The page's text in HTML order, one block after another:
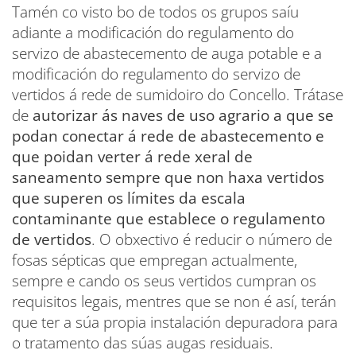
Tamén co visto bo de todos os grupos saíu
adiante a modificación do regulamento do
servizo de abastecemento de auga potable e a
modificación do regulamento do servizo de
vertidos á rede de sumidoiro do Concello. Trátase
de autorizar ás naves de uso agrario a que se
podan conectar á rede de abastecemento e
que poidan verter á rede xeral de
saneamento sempre que non haxa vertidos
que superen os límites da escala
contaminante que establece o regulamento
de vertidos. O obxectivo é reducir o número de
fosas sépticas que empregan actualmente,
sempre e cando os seus vertidos cumpran os
requisitos legais, mentres que se non é así, terán
que ter a súa propia instalación depuradora para
o tratamento das súas augas residuais.